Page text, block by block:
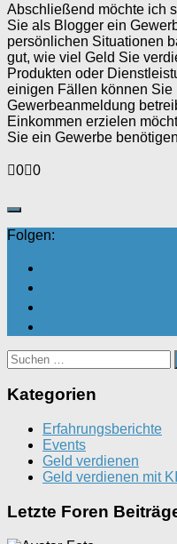
Abschließend möchte ich
Sie als Blogger ein
persönlichen Situationen
gut, wie viel Geld Sie
Produkten oder
einigen Fällen können Sie
Gewerbeanmeldung
Einkommen erzielen
Sie ein Gewerbe
Anklicken
nach
unten.
0 Anklicken
oben.
0
Folgen:
Suchen
nach:
Kategorien
Erfahrungsberichte
Events
Geld verdienen
Geld verdienen mit KI
Letzte Foren